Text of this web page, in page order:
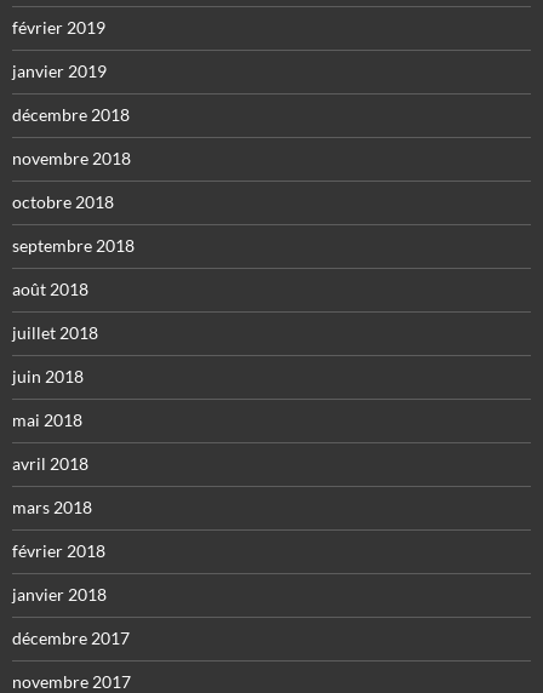
février 2019
janvier 2019
décembre 2018
novembre 2018
octobre 2018
septembre 2018
août 2018
juillet 2018
juin 2018
mai 2018
avril 2018
mars 2018
février 2018
janvier 2018
décembre 2017
novembre 2017